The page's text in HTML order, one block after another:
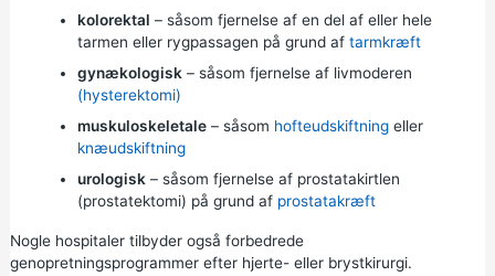
kolorektal – såsom fjernelse af en del af eller hele
tarmen eller rygpassagen på grund af tarmkræft
gynækologisk– såsom fjernelse af livmoderen
(hysterektomi)
muskuloskeletale– såsom hofteudskiftningeller
knæudskiftning
urologisk– såsom fjernelse af prostatakirtlen
(prostatektomi) på grund af prostatakræft
Nogle hospitaler tilbyder også forbedrede
genopretningsprogrammer efter hjerte- eller brystkirurgi.